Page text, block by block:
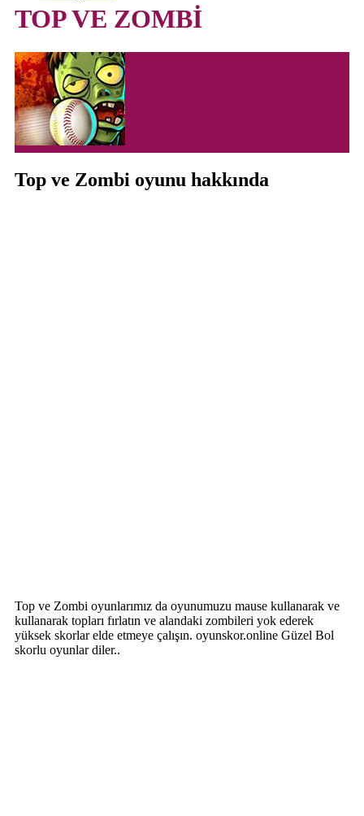
TOP VE ZOMBİ
Top ve Zombi oyunu hakkında
Top ve Zombi oyunlarımız da oyunumuzu mause kullanarak ve
kullanarak topları fırlatın ve alandaki zombileri yok ederek
yüksek skorlar elde etmeye çalışın. oyunskor.online Güzel Bol
skorlu oyunlar diler..